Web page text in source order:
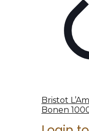
Bristot
Bonen